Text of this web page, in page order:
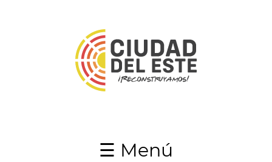
☰ Menú